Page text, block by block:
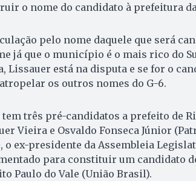
o nome do candidato à prefeitura
pelo nome daquele que será
já que o município é o mais rico do
Lissauer está na disputa e se for o
os outros nomes do G-6.
tem três pré-candidatos a prefeito de
Vieira e Osvaldo Fonseca Júnior
o ex-presidente da Assembleia
para constituir um candidato
Paulo do Vale (União Brasil).